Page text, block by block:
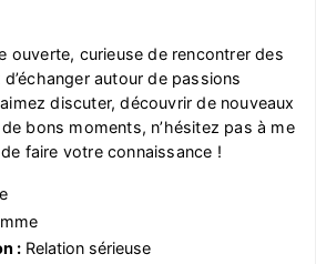
ouverte, curieuse de rencontrer des
autour de passions
discuter, découvrir de nouveaux
bons moments, n’hésitez pas à me
faire votre connaissance !
:Relation sérieuse